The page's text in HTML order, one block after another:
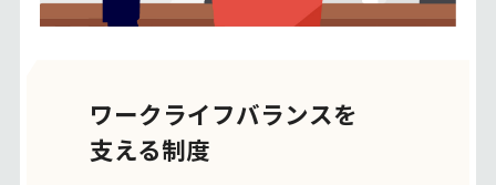
ワークライフバランスを
支える制度